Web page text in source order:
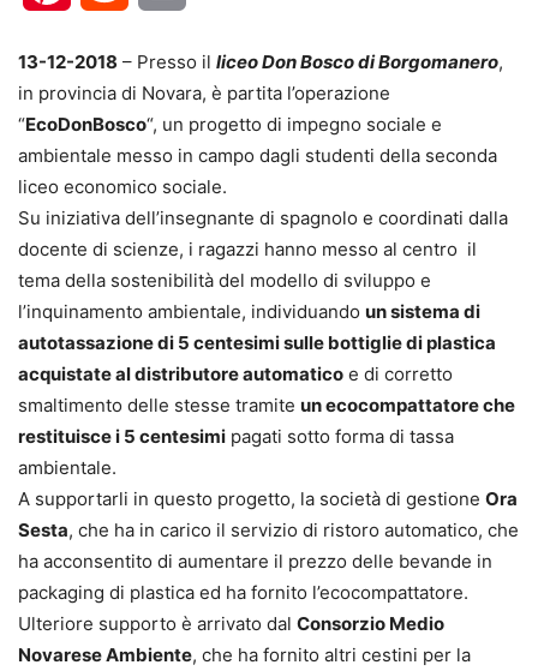
13-12-2018 – Presso il liceo Don Bosco di Borgomanero,
in provincia di Novara, è partita l’operazione
“EcoDonBosco“, un progetto di impegno sociale e
ambientale messo in campo dagli studenti della seconda
liceo economico sociale.
Su iniziativa dell’insegnante di spagnolo e coordinati dalla
docente di scienze, i ragazzi hanno messo al centro il
tema della sostenibilità del modello di sviluppo e
l’inquinamento ambientale, individuando un sistema di
autotassazione di 5 centesimi sulle bottiglie di plastica
acquistate al distributore automatico e di corretto
smaltimento delle stesse tramite un ecocompattatore che
restituisce i 5 centesimi pagati sotto forma di tassa
ambientale.
A supportarli in questo progetto, la società di gestione Ora
Sesta, che ha in carico il servizio di ristoro automatico, che
ha acconsentito di aumentare il prezzo delle bevande in
packaging di plastica ed ha fornito l’ecocompattatore.
Ulteriore supporto è arrivato dal Consorzio Medio
Novarese Ambiente, che ha fornito altri cestini per la